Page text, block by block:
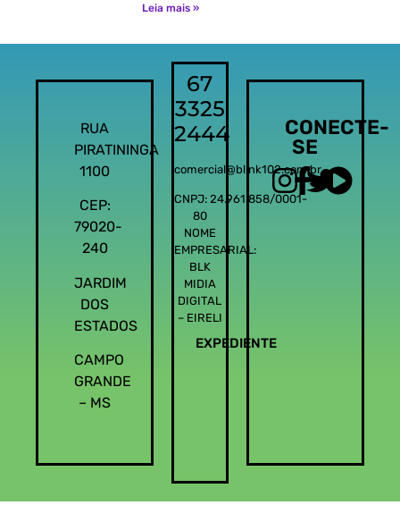
Leia mais »
RUA
PIRATININGA
1100
CEP:
79020-
240
JARDIM
DOS
ESTADOS
CAMPO
GRANDE
– MS
67
3325
2444
comercial@blink102.com.br
CNPJ: 24.961.858/0001-
80
NOME
EMPRESARIAL:
BLK
MIDIA
DIGITAL
– EIRELI
EXPEDIENTE
CONECTE-
SE